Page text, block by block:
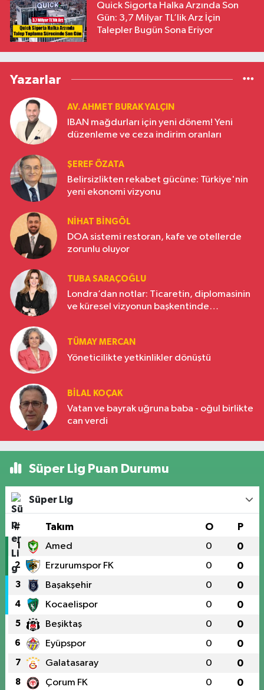
Quick Sigorta Halka Arzında Son
Gün: 3,7 Milyar TL’lik Arz İçin
Talepler Bugün Sona Eriyor
Yazarlar
AV. AHMET BURAK YALÇIN
IBAN mağdurları için yeni dönem! Yeni
düzenleme ve ceza indirim oranları
ŞEREF ÖZATA
Belirsizlikten rekabet gücüne: Türkiye'nin
yeni ekonomi vizyonu
NIHAT BINGÖL
DOA sistemi restoran, kafe ve otellerde
zorunlu oluyor
TUBA SARAÇOĞLU
Londra’dan notlar: Ticaretin, diplomasinin
ve küresel vizyonun başkentinde
TÜMAY MERCAN
Yöneticilikte yetkinlikler dönüştü
BILAL KOÇAK
Vatan ve bayrak uğruna baba - oğul birlikte
can verdi
Süper Lig Puan Durumu
Süper Lig
# Takım O P
1 Amed 0 0
2 Erzurumspor FK 0 0
3 Başakşehir 0 0
4 Kocaelispor 0 0
5 Beşiktaş 0 0
6 Eyüpspor 0 0
7 Galatasaray 0 0
8 Çorum FK 0 0